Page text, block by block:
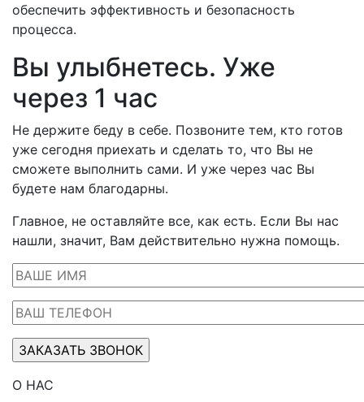
обеспечить эффективность и безопасность
процесса.
Вы улыбнетесь. Уже
через 1 час
Не держите беду в себе. Позвоните тем, кто готов
уже сегодня приехать и сделать то, что Вы не
сможете выполнить сами. И уже через час Вы
будете нам благодарны.
Главное, не оставляйте все, как есть. Если Вы нас
нашли, значит, Вам действительно нужна помощь.
О НАС